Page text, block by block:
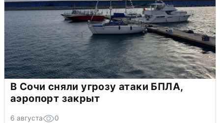
В Сочи сняли угрозу атаки БПЛА,
аэропорт закрыт
6 августа 0